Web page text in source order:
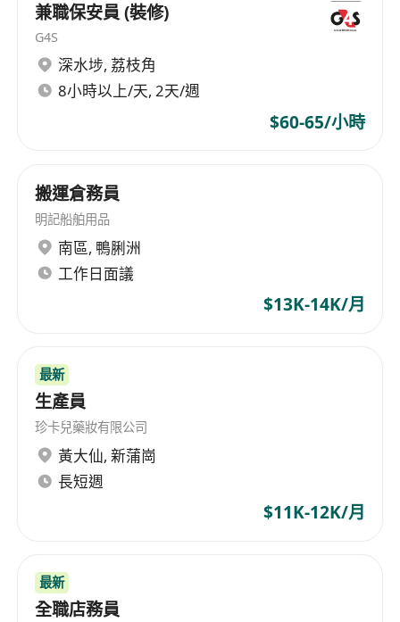
四、市场与竞品反馈
1. 收集顾客反馈及市场动态，及时向店长或上级汇
报。
1. 配合团队完成销售目标，分享销售经验，协助新
员工培训。
2. 遵守公司规章制度，服从排班安排及临时工作调
配。
- 具备良好的沟通能力、服务意识和抗压能力；
- 熟练使用POS机、收银系统及基础办公软件；
- 形象端正，有亲和力，能适应早晚班轮岗。
服装经验优先
兼職保安員 (裝修)
G4S
深水埗, 荔枝角
8小時以上/天, 2天/週
$60-65/小時
搬運倉務員
明記船舶用品
南區, 鴨脷洲
工作日面議
$13K-14K/月
最新
生產員
珍卡兒藥妝有限公司
黃大仙, 新蒲崗
長短週
$11K-12K/月
最新
全職店務員